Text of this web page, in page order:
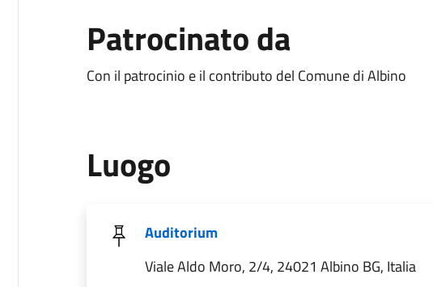
Patrocinato da
Con il patrocinio e il contributo del Comune di Albino
Luogo
Auditorium
Viale Aldo Moro, 2/4, 24021 Albino BG, Italia